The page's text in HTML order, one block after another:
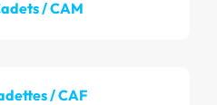
/ CAM
/ CAF